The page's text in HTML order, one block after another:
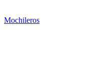
Mochileros